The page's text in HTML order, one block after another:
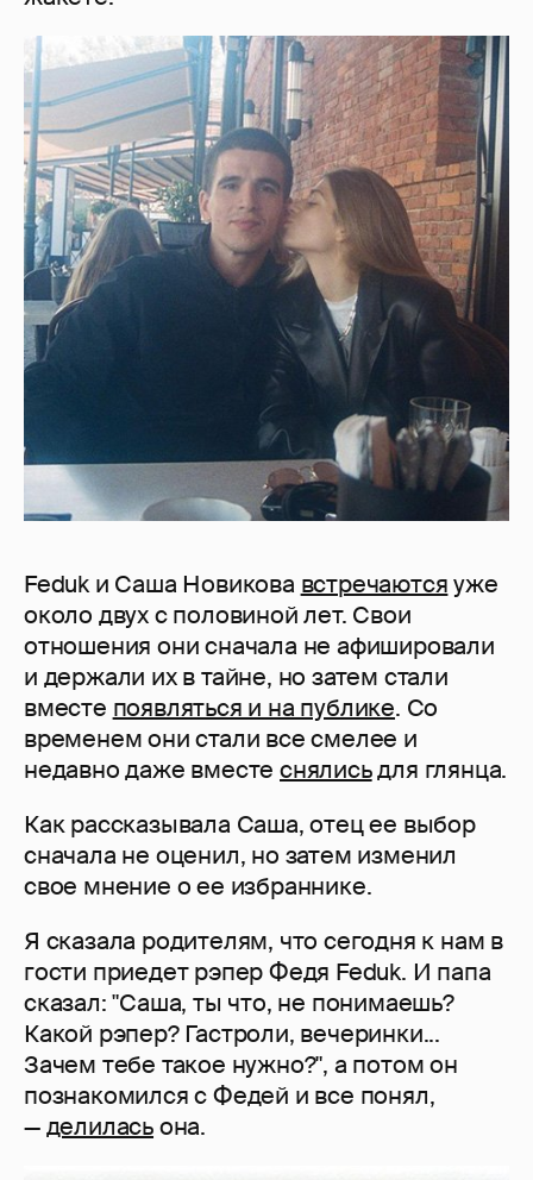
Feduk и Саша Новикова встречаютсяуже
около двух с половиной лет. Свои
отношения они сначала не афишировали
и держали их в тайне, но затем стали
вместе появляться и на публике. Со
временем они стали все смелее и
недавно даже вместеснялисьдля глянца.
Как рассказывала Саша, отец ее выбор
сначала не оценил, но затем изменил
свое мнение о ее избраннике.
Я сказала родителям, что сегодня к нам в
гости приедет рэпер Федя Feduk. И папа
сказал: "Саша, ты что, не понимаешь?
Какой рэпер? Гастроли, вечеринки...
Зачем тебе такое нужно?", а потом он
познакомился с Федей и все понял,
—делиласьона.